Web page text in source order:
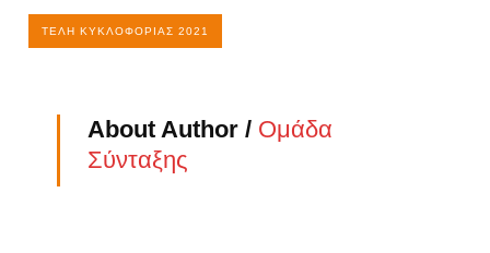
ΤΈΛΗ ΚΥΚΛΟΦΟΡΊΑΣ 2021
About Author / Ομάδα
Σύνταξης